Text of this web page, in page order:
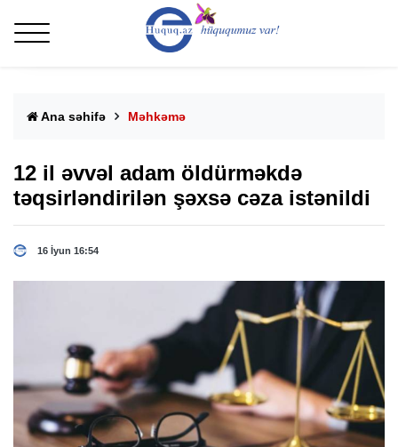
Ana səhifə Məhkəmə
12 il əvvəl adam öldürməkdə
təqsirləndirilən şəxsə cəza istənildi
16 İyun 16:54